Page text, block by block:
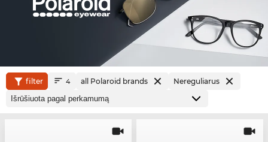
filter 4 all Polaroid brands Nereguliarus